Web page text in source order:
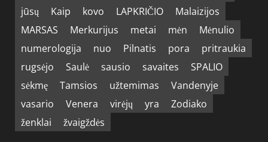
jūsų
Kaip kovo LAPKRIČIO
Malaizijos
MARSAS
Merkurijus metai mėn
Mėnulio
numerologija
nuo Pilnatis pora
pritraukia
rugsėjo
Saulė sausio savaites
SPALIO
sėkmę
Tamsios užtemimas
Vandenyje
vasario
Venera virėjų yra
Zodiako
ženklai
žvaigždės